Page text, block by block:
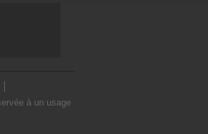
à un usage